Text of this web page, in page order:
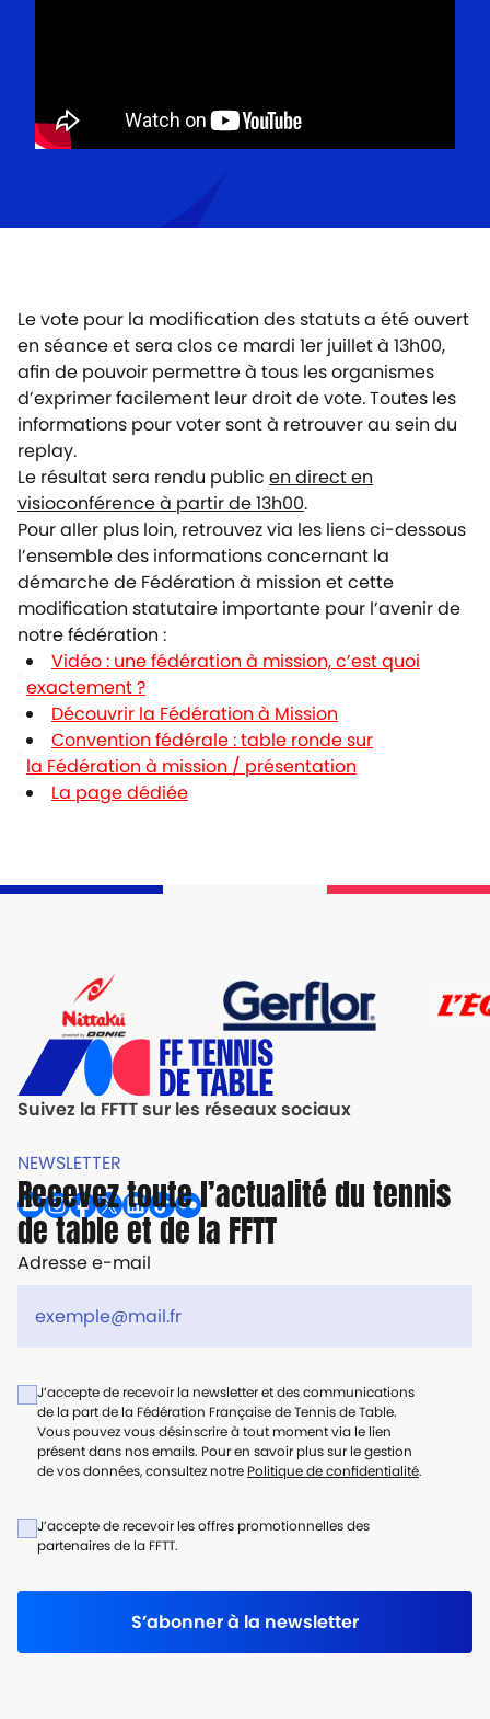
Le vote pour la modification des statuts a été ouvert
en séance et sera clos ce mardi 1er juillet à 13h00,
afin de pouvoir permettre à tous les organismes
d’exprimer facilement leur droit de vote. Toutes les
informations pour voter sont à retrouver au sein du
replay.
Le résultat sera rendu public en direct en
visioconférence à partir de 13h00.
Pour aller plus loin, retrouvez via les liens ci-dessous
l’ensemble des informations concernant la
démarche de Fédération à mission et cette
modification statutaire importante pour l’avenir de
notre fédération :
Vidéo : une fédération à mission, c’est quoi
exactement ?
Découvrir la Fédération à Mission
Convention fédérale : table ronde sur
la Fédération à mission / présentation
La page dédiée
Suivez la FFTT sur les réseaux sociaux
NEWSLETTER
Recevez toute l’actualité du tennis
de table et de la FFTT
Adresse e-mail
J’accepte de recevoir la newsletter et des communications
de la part de la Fédération Française de Tennis de Table.
Vous pouvez vous désinscrire à tout moment via le lien
présent dans nos emails. Pour en savoir plus sur le gestion
de vos données, consultez notre Politique de confidentialité.
J’accepte de recevoir les offres promotionnelles des
partenaires de la FFTT.
S’abonner à la newsletter